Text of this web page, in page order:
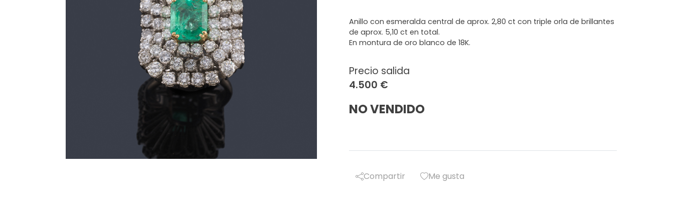
Precio salida
4.500 €
NO VENDIDO
Anillo con esmeralda central de aprox. 2,80 ct con triple orla de brillantes
de aprox. 5,10 ct en total.
En montura de oro blanco de 18K.
Compartir Me gusta